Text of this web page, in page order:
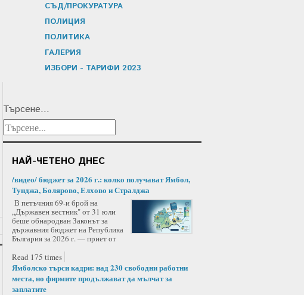
СЪД/ПРОКУРАТУРА
ПОЛИЦИЯ
ПОЛИТИКА
ГАЛЕРИЯ
ИЗБОРИ - ТАРИФИ 2023
Търсене...
НАЙ-ЧЕТЕНО ДНЕС
/видео/ бюджет за 2026 г.: колко получават Ямбол,
Тунджа, Болярово, Елхово и Стралджа
В петъчния 69-и брой на
„Държавен вестник" от 31 юли
беше обнародван Законът за
държавния бюджет на Република
България за 2026 г. — приет от
Read 175 times
Ямболско търси кадри: над 230 свободни работни
места, но фирмите продължават да мълчат за
заплатите